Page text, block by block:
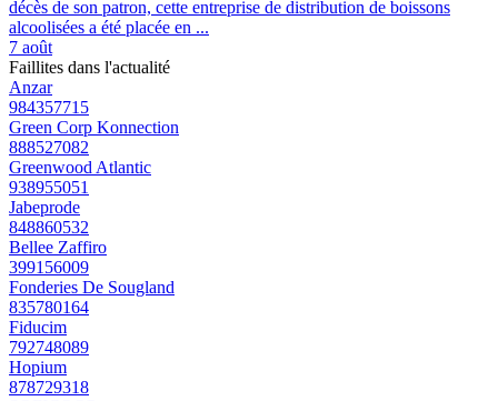
décès de son patron, cette entreprise de distribution de boissons
alcoolisées a été placée en ...
7 août
Faillites dans l'actualité
Anzar
984357715
Green Corp Konnection
888527082
Greenwood Atlantic
938955051
Jabeprode
848860532
Bellee Zaffiro
399156009
Fonderies De Sougland
835780164
Fiducim
792748089
Hopium
878729318